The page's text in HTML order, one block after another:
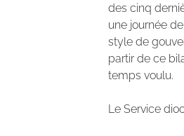
des cinq
une journée
style de
partir de ce
temps voulu.
Le Service